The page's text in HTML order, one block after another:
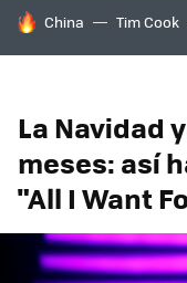
HOY SE HABLA DE
China Tim Cook
La Navidad
meses: así
"All I Want